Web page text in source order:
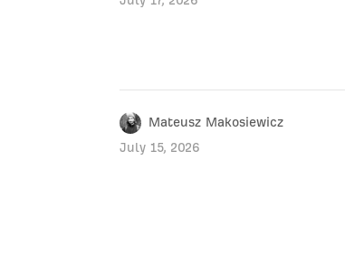
Mateusz Makosiewicz
July 15, 2026